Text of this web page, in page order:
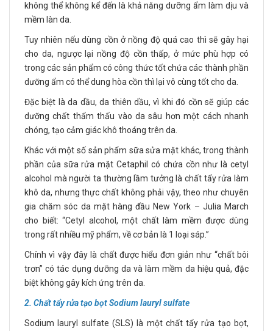
không thể không kể đến là khả năng dưỡng ẩm làm dịu và
mềm làn da.
Tuy nhiên nếu dùng cồn ở nồng độ quá cao thì sẽ gây hại
cho da, ngược lại nồng độ cồn thấp, ở mức phù hợp có
trong các sản phẩm có công thức tốt chứa các thành phần
dưỡng ẩm có thể dung hòa cồn thì lại vô cùng tốt cho da.
Đặc biệt là da dầu, da thiên dầu, vì khi đó cồn sẽ giúp các
dưỡng chất thẩm thấu vào da sâu hơn một cách nhanh
chóng, tạo cảm giác khô thoáng trên da.
Khác với một số sản phẩm sữa sửa mặt khác, trong thành
phần của sữa rửa mặt Cetaphil có chứa cồn như là cetyl
alcohol mà người ta thường lầm tưởng là chất tẩy rửa làm
khô da, nhưng thực chất không phải vậy, theo như chuyên
gia chăm sóc da mặt hàng đầu New York – Julia March
cho biết: “Cetyl alcohol, một chất làm mềm được dùng
trong rất nhiều mỹ phẩm, về cơ bản là 1 loại sáp.”
Chính vì vậy đây là chất được hiểu đơn giản như “chất bôi
trơn” có tác dụng dưỡng da và làm mềm da hiệu quả, đặc
biệt không gây kích ứng trên da.
2. Chất tẩy rửa tạo bọt Sodium lauryl sulfate
Sodium lauryl sulfate (SLS) là một chất tẩy rửa tạo bọt,